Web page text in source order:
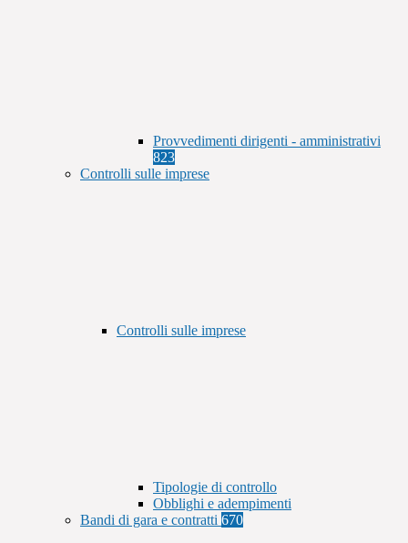
Provvedimenti dirigenti - amministrativi
823
Controlli sulle imprese
Controlli sulle imprese
Tipologie di controllo
Obblighi e adempimenti
Bandi di gara e contratti 670